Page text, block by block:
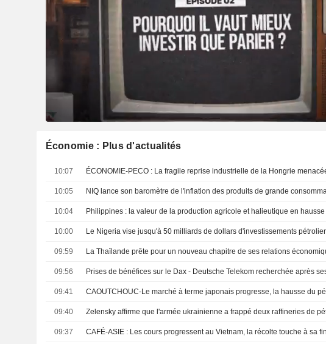
Économie : Plus d'actualités
10:07
10:05
10:04
10:00
09:59
09:56
09:41
09:40
09:37